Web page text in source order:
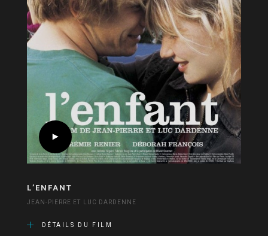
L’ENFANT
JEAN-PIERRE ET LUC DARDENNE
DÉTAILS DU FILM